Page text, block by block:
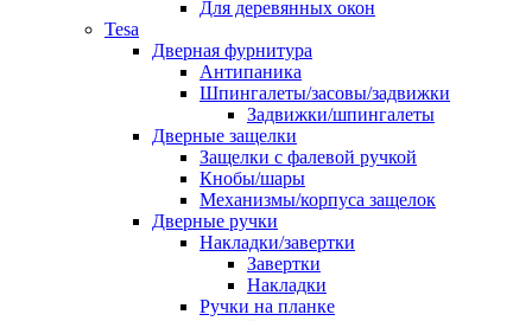
Для деревянных окон
Tesa
Дверная фурнитура
Антипаника
Шпингалеты/засовы/задвижки
Задвижки/шпингалеты
Дверные защелки
Защелки с фалевой ручкой
Кнобы/шары
Механизмы/корпуса защелок
Дверные ручки
Накладки/завертки
Завертки
Накладки
Ручки на планке